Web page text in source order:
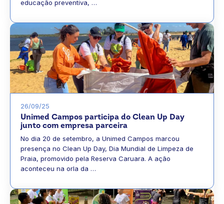
educação preventiva, …
26/09/25
Unimed Campos participa do Clean Up Day
junto com empresa parceira
No dia 20 de setembro, a Unimed Campos marcou
presença no Clean Up Day, Dia Mundial de Limpeza de
Praia, promovido pela Reserva Caruara. A ação
aconteceu na orla da …